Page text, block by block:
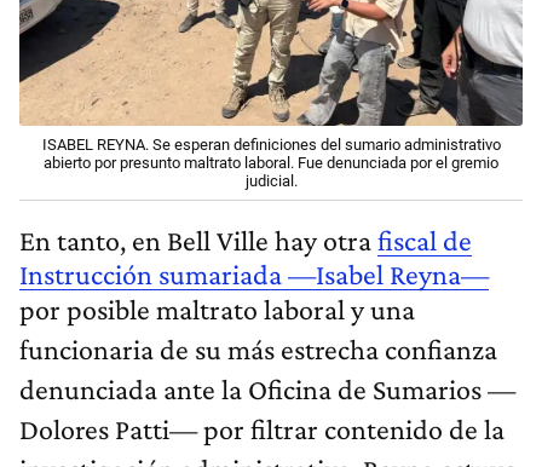
ISABEL REYNA. Se esperan definiciones del sumario administrativo
abierto por presunto maltrato laboral. Fue denunciada por el gremio
judicial.
En tanto, en Bell Ville hay otrafiscal de
Instrucción sumariada —Isabel Reyna—
por posible maltrato laboral y una
funcionaria de su más estrecha confianza
denunciada ante la Oficina de Sumarios —
Dolores Patti— por filtrar contenido de la